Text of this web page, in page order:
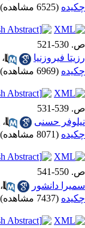
چکیده (6525 مشاهده)
ص. 530-521
رزیتا فیروزنیا
،
چکیده (6969 مشاهده)
ص. 539-531
نیلوفر حسنی
،
چکیده (8071 مشاهده)
ص. 550-541
سمیرا دانشور
،
چکیده (7437 مشاهده)